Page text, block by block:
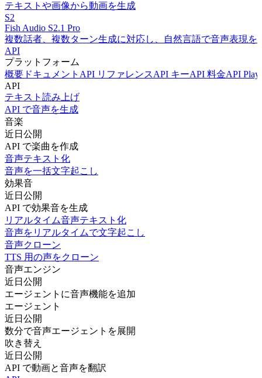
テキストや画像から動画を生成
S2
Fish Audio S2.1 Pro
複数話者、複数ターン生成に対応し、自然言語で音声表現を
API
プラットフォーム
概要 ドキュメント API リファレンスAPI キーAPI 料金API
API
テキスト読み上げ
API で音声を生成
音楽
近日公開
API で楽曲を作成
音声テキスト化
音声を一括文字起こし
効果音
近日公開
API で効果音を生成
リアルタイム音声テキスト化
音声をリアルタイムで文字起こし
音声クローン
TTS 用の声をクローン
音声エンジン
近日公開
エージェントに音声機能を追加
エージェント
近日公開
数分で音声エージェントを展開
吹き替え
近日公開
API で動画と音声を翻訳